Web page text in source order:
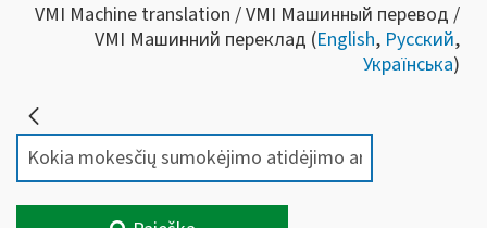
VMI Machine translation / VMI Машинный перевод /
VMI Машинний переклад (English, Русский,
Українська)